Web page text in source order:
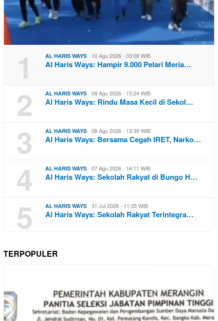
1 AL HARIS WAYS 10 Agu 2026 - 03:08 WIB
Al Haris Ways: Hampir 9.000 Pelari Meria…
2 AL HARIS WAYS 09 Agu 2026 - 15:24 WIB
Al Haris Ways: Rindu Masa Kecil di Sekol…
3 AL HARIS WAYS 08 Agu 2026 - 13:39 WIB
Al Haris Ways: Bersama Cegah IRET, Narko…
4 AL HARIS WAYS 07 Agu 2026 - 14:11 WIB
Al Haris Ways: Sekolah Rakyat di Bungo H…
5 AL HARIS WAYS 31 Jul 2026 - 11:35 WIB
Al Haris Ways: Sekolah Rakyat Terintegra…
TERPOPULER